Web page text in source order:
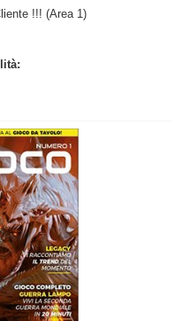
!!! (Area 1)